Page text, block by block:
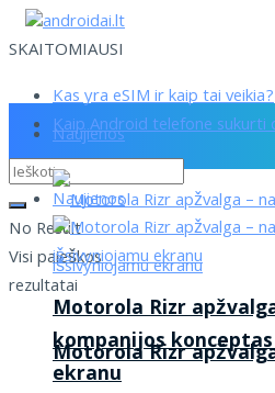
SKAITOMIAUSI
Kas yra eSIM ir kaip tai veikia?
Kaip Android telefone sukurti
No Result
Visi paieškos
rezultatai
Naujienos
Motorola Rizr
Naujienos
Motorola Rizr
kompanijos
ekranu